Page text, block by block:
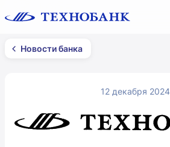
Новости банка
12 декабря 2024